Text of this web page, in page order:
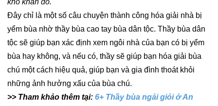
khó khăn đó."
Đây chỉ là một số câu chuyện thành công hóa giải nhà bị
yểm bùa nhờ thầy bùa cao tay bùa dân tộc. Thầy bùa dân
tộc sẽ giúp bạn xác định xem ngôi nhà của bạn có bị yểm
bùa hay không, và nếu có, thầy sẽ giúp bạn hóa giải bùa
chú một cách hiệu quả, giúp bạn và gia đình thoát khỏi
những ảnh hưởng xấu của bùa chú.
>> Tham khảo thêm tại: 6+ Thầy bùa ngải giỏi ở An